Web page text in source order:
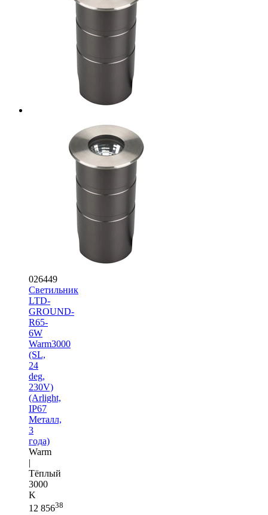
026449
Светильник
LTD-
GROUND-
R65-
6W
Warm3000
(SL,
24
deg,
230V)
(Arlight,
IP67
Металл,
3
года)
Warm
|
Тёплый
3000
K
12 85638